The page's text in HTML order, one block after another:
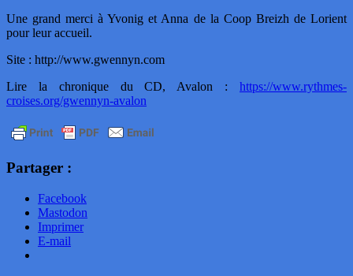
Une grand merci à Yvonig et Anna de la Coop Breizh de Lorient
pour leur accueil.
Site : http://www.gwennyn.com
Lire la chronique du CD, Avalon : https://www.rythmes-
croises.org/gwennyn-avalon
Partager :
Facebook
Mastodon
Imprimer
E-mail